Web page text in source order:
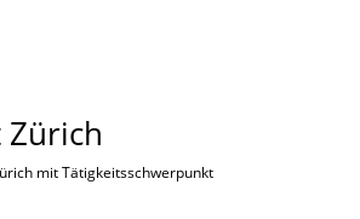
Zürich
mit Tätigkeitsschwerpunkt